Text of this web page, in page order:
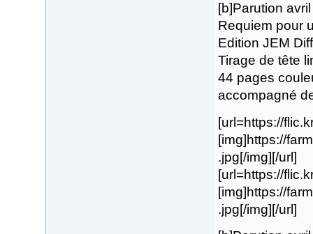
[b]Parution
Requiem pour
Edition JEM
Tirage de tête
44 pages
accompagné
[url=https://
[img]https://
.jpg[/img][/url]
[url=https://
[img]https://
.jpg[/img][/url]